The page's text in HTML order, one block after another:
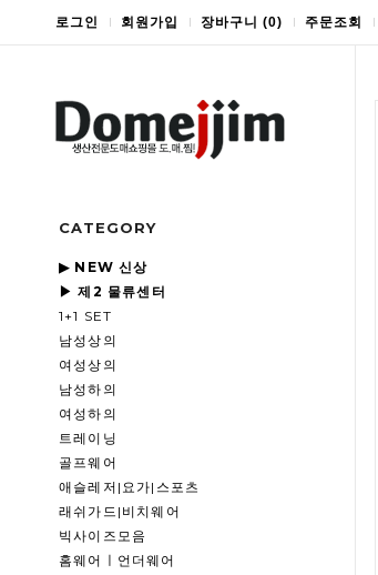
로그인 회원가입 장바구니 (0) 주문조회
CATEGORY
▶ NEW 신상
▶ 제2 물류센터
1+1 SET
남성상의
여성상의
남성하의
여성하의
트레이닝
골프웨어
애슬레저|요가|스포츠
래쉬가드|비치웨어
빅사이즈모음
홈웨어ㅣ언더웨어